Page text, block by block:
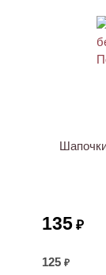
135 ₽
125 ₽